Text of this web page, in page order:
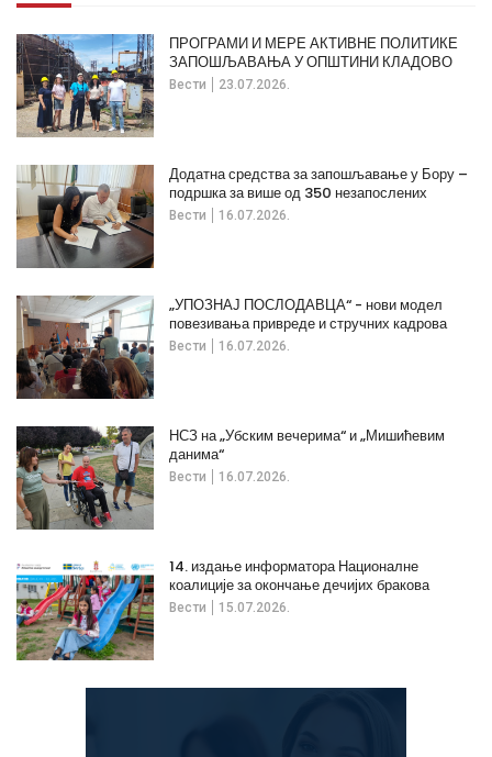
Вести 23.07.2026.
ПРОГРАМИ И МЕРЕ АКТИВНЕ ПОЛИТИКЕ
ЗАПОШЉАВАЊА У ОПШТИНИ КЛАДОВО
Вести 16.07.2026.
Додатна средства за запошљавање у Бору –
подршка за више од 350 незапослених
Вести 16.07.2026.
„УПОЗНАЈ ПОСЛОДАВЦА“ - нови модел
повезивања привреде и стручних кадрова
Вести 16.07.2026.
НСЗ на „Убским вечерима“ и „Мишићевим
данима“
Вести 15.07.2026.
14. издање информатора Националне
коалиције за окончање дечијих бракова